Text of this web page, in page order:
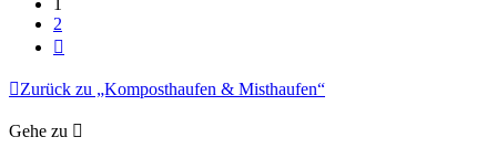
1
2
Zurück zu „Komposthaufen & Misthaufen“
Gehe zu